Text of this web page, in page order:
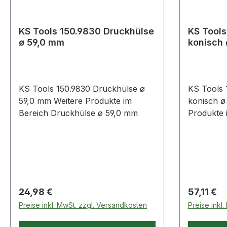
KS Tools 150.9830 Druckhülse
ø 59,0 mm
KS Tools 150.9830 Druckhülse ø
59,0 mm Weitere Produkte im
Bereich Druckhülse ø 59,0 mm
Regulärer Preis:
24,98 €
Preise inkl. MwSt. zzgl. Versandkosten
KS
konisch
KS Tools
konisch ø
Produkte im
Regulärer
57,11 €
Preise inkl.